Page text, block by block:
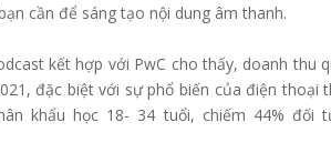
cần để sáng tạo nội dung âm thanh.
kết hợp với PwC cho thấy, doanh thu
đặc biệt với sự phổ biến của điện thoại
khẩu học 18- 34 tuổi, chiếm 44% đối